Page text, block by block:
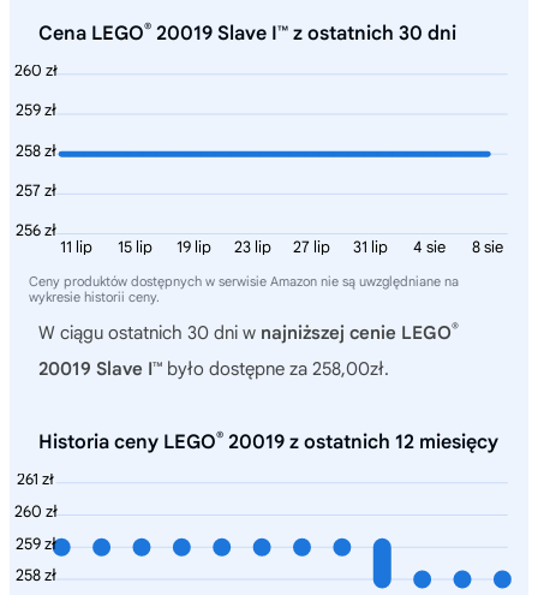
Cena LEGO® 20019 Slave I™ z ostatnich 30 dni
260 zł
259 zł
258 zł
257 zł
256 zł
8 sie
4 sie
31 lip
27 lip
23 lip
19 lip
15 lip
11 lip
Ceny produktów dostępnych w serwisie Amazon nie są uwzględniane na
wykresie historii ceny.
W ciągu ostatnich 30 dni w najniższej cenie LEGO®
20019 Slave I™ było dostępne za 258,00zł.
Historia ceny LEGO® 20019 z ostatnich 12 miesięcy
261 zł
260 zł
259 zł
258 zł